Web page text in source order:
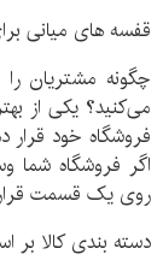
قفسه های میانی
چگونه مشتریان
می‌کنید؟ یکی از
فروشگاه خود قرار
اگر فروشگاه شما
روی یک قسمت
دسته بندی کالا